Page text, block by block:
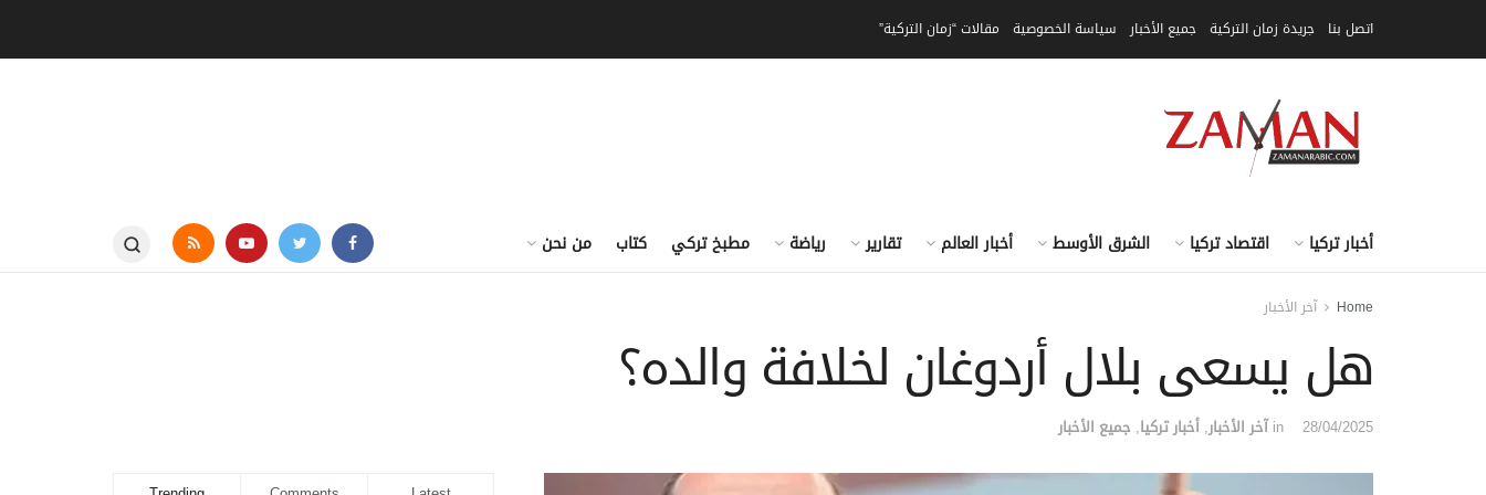
اتصل بنا جريدة زمان التركية جميع الأخبار سياسة الخصوصية مقالات “زمان التركية”
أخبار تركيا اقتصاد تركيا الشرق الأوسط أخبار العالم تقارير رياضة مطبخ تركي كتاب من نحن
Home آخر الأخبار
هل يسعى بلال أردوغان لخلافة والده؟
28/04/2025
in آخر الأخبار, أخبار تركيا, جميع الأخبار